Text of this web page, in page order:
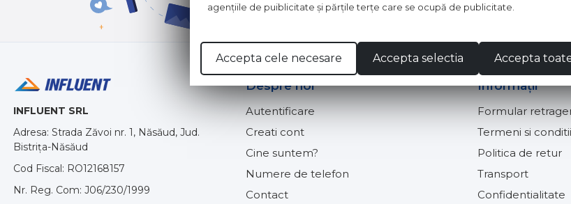
Am peste 16 ani si sunt de acord
INFLUENT SRL
Adresa: Strada Zăvoi nr. 1, Năsăud, Jud.
Bistrița-Năsăud
Cod Fiscal: RO12168157
Nr. Reg. Com: J06/230/1999
Despre noi
Autentificare
Creati cont
Cine suntem?
Numere de telefon
Contact
Informaţii
Formular
Termeni si conditii
Politica de retur
Transport
Confidentialitate
agenţiile de puiblicitate şi părţile terţe care se ocupă de publicitate.
Accepta cele necesare Accepta selectia Accepta